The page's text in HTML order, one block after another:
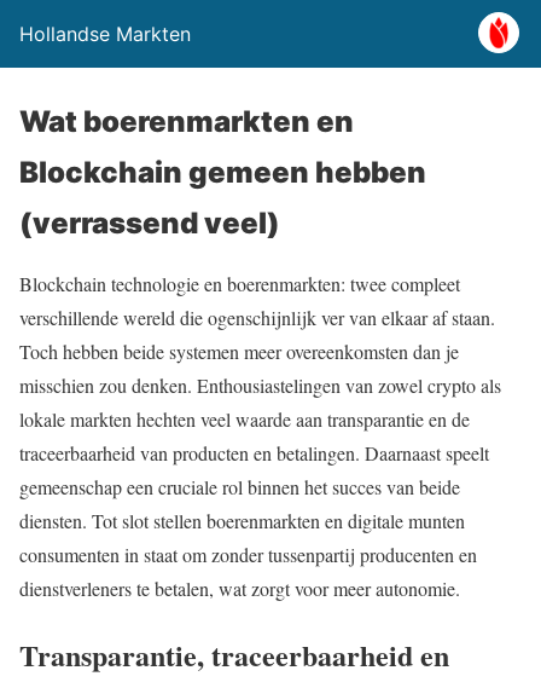
Hollandse Markten
Wat boerenmarkten en
Blockchain gemeen hebben
(verrassend veel)
Blockchain technologie en boerenmarkten: twee compleet
verschillende wereld die ogenschijnlijk ver van elkaar af staan.
Toch hebben beide systemen meer overeenkomsten dan je
misschien zou denken. Enthousiastelingen van zowel crypto als
lokale markten hechten veel waarde aan transparantie en de
traceerbaarheid van producten en betalingen. Daarnaast speelt
gemeenschap een cruciale rol binnen het succes van beide
diensten. Tot slot stellen boerenmarkten en digitale munten
consumenten in staat om zonder tussenpartij producenten en
dienstverleners te betalen, wat zorgt voor meer autonomie.
Transparantie, traceerbaarheid en